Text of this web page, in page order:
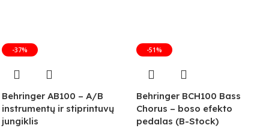
-37%
Behringer AB100 – A/B
instrumentų ir stiprintuvų
jungiklis
-51%
Behringer BCH100 Bass
Chorus – boso efekto
pedalas (B-Stock)